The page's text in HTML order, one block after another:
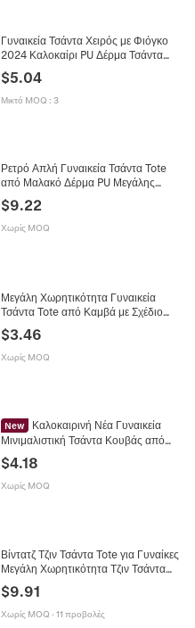
Γυναικεία Τσάντα Χειρός με Φιόγκο
2024 Καλοκαίρι PU Δέρμα Τσάντα
Ώμου Χιαστί Καρδιά Στρας Μικρή
Τετράγωνη Τσάντα
$5.04
Μικτό MOQ : 3
Ρετρό Απλή Γυναικεία Τσάντα Tote
από Μαλακό Δέρμα PU Μεγάλης
Χωρητικότητας Μόδα Τσάντα Χιαστί
2024 Άνοιξη Καλοκαίρι Νέα Casual
Τσάντα
$9.22
Χωρίς MOQ
Μεγάλη Χωρητικότητα Γυναικεία
Τσάντα Tote από Καμβά με Σχέδιο
Φράουλα Καλοκαιρινή Μόδα Casual
Τσάντα Ώμου Απλή Τσάντα Χειρός
$3.46
Χωρίς MOQ
New
Καλοκαιρινή Νέα Γυναικεία
Μινιμαλιστική Τσάντα Κουβάς από
PU με Κόκκους Lychee Τσάντα Ώμου
Μεγάλης Χωρητικότητας Ευέλικτη
Τσάντα Χειρός
$4.18
Χωρίς MOQ
Βίντατζ Τζιν Τσάντα Tote για Γυναίκες
Μεγάλη Χωρητικότητα Τζιν Τσάντα
Hobo Καλοκαίρι Νέα
$9.91
Χωρίς MOQ · 11 προβολές